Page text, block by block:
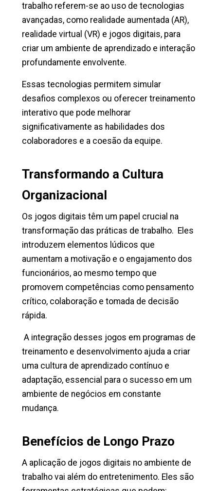
trabalho referem-se ao uso de tecnologias
avançadas, como realidade aumentada (AR),
realidade virtual (VR) e jogos digitais, para
criar um ambiente de aprendizado e interação
profundamente envolvente.
Essas tecnologias permitem simular
desafios complexos ou oferecer treinamento
interativo que pode melhorar
significativamente as habilidades dos
colaboradores e a coesão da equipe.
Transformando a Cultura
Organizacional
Os jogos digitais têm um papel crucial na
transformação das práticas de trabalho. Eles
introduzem elementos lúdicos que
aumentam a motivação e o engajamento dos
funcionários, ao mesmo tempo que
promovem competências como pensamento
crítico, colaboração e tomada de decisão
rápida.
A integração desses jogos em programas de
treinamento e desenvolvimento ajuda a criar
uma cultura de aprendizado contínuo e
adaptação, essencial para o sucesso em um
ambiente de negócios em constante
mudança.
Benefícios de Longo Prazo
A aplicação de jogos digitais no ambiente de
trabalho vai além do entretenimento. Eles são